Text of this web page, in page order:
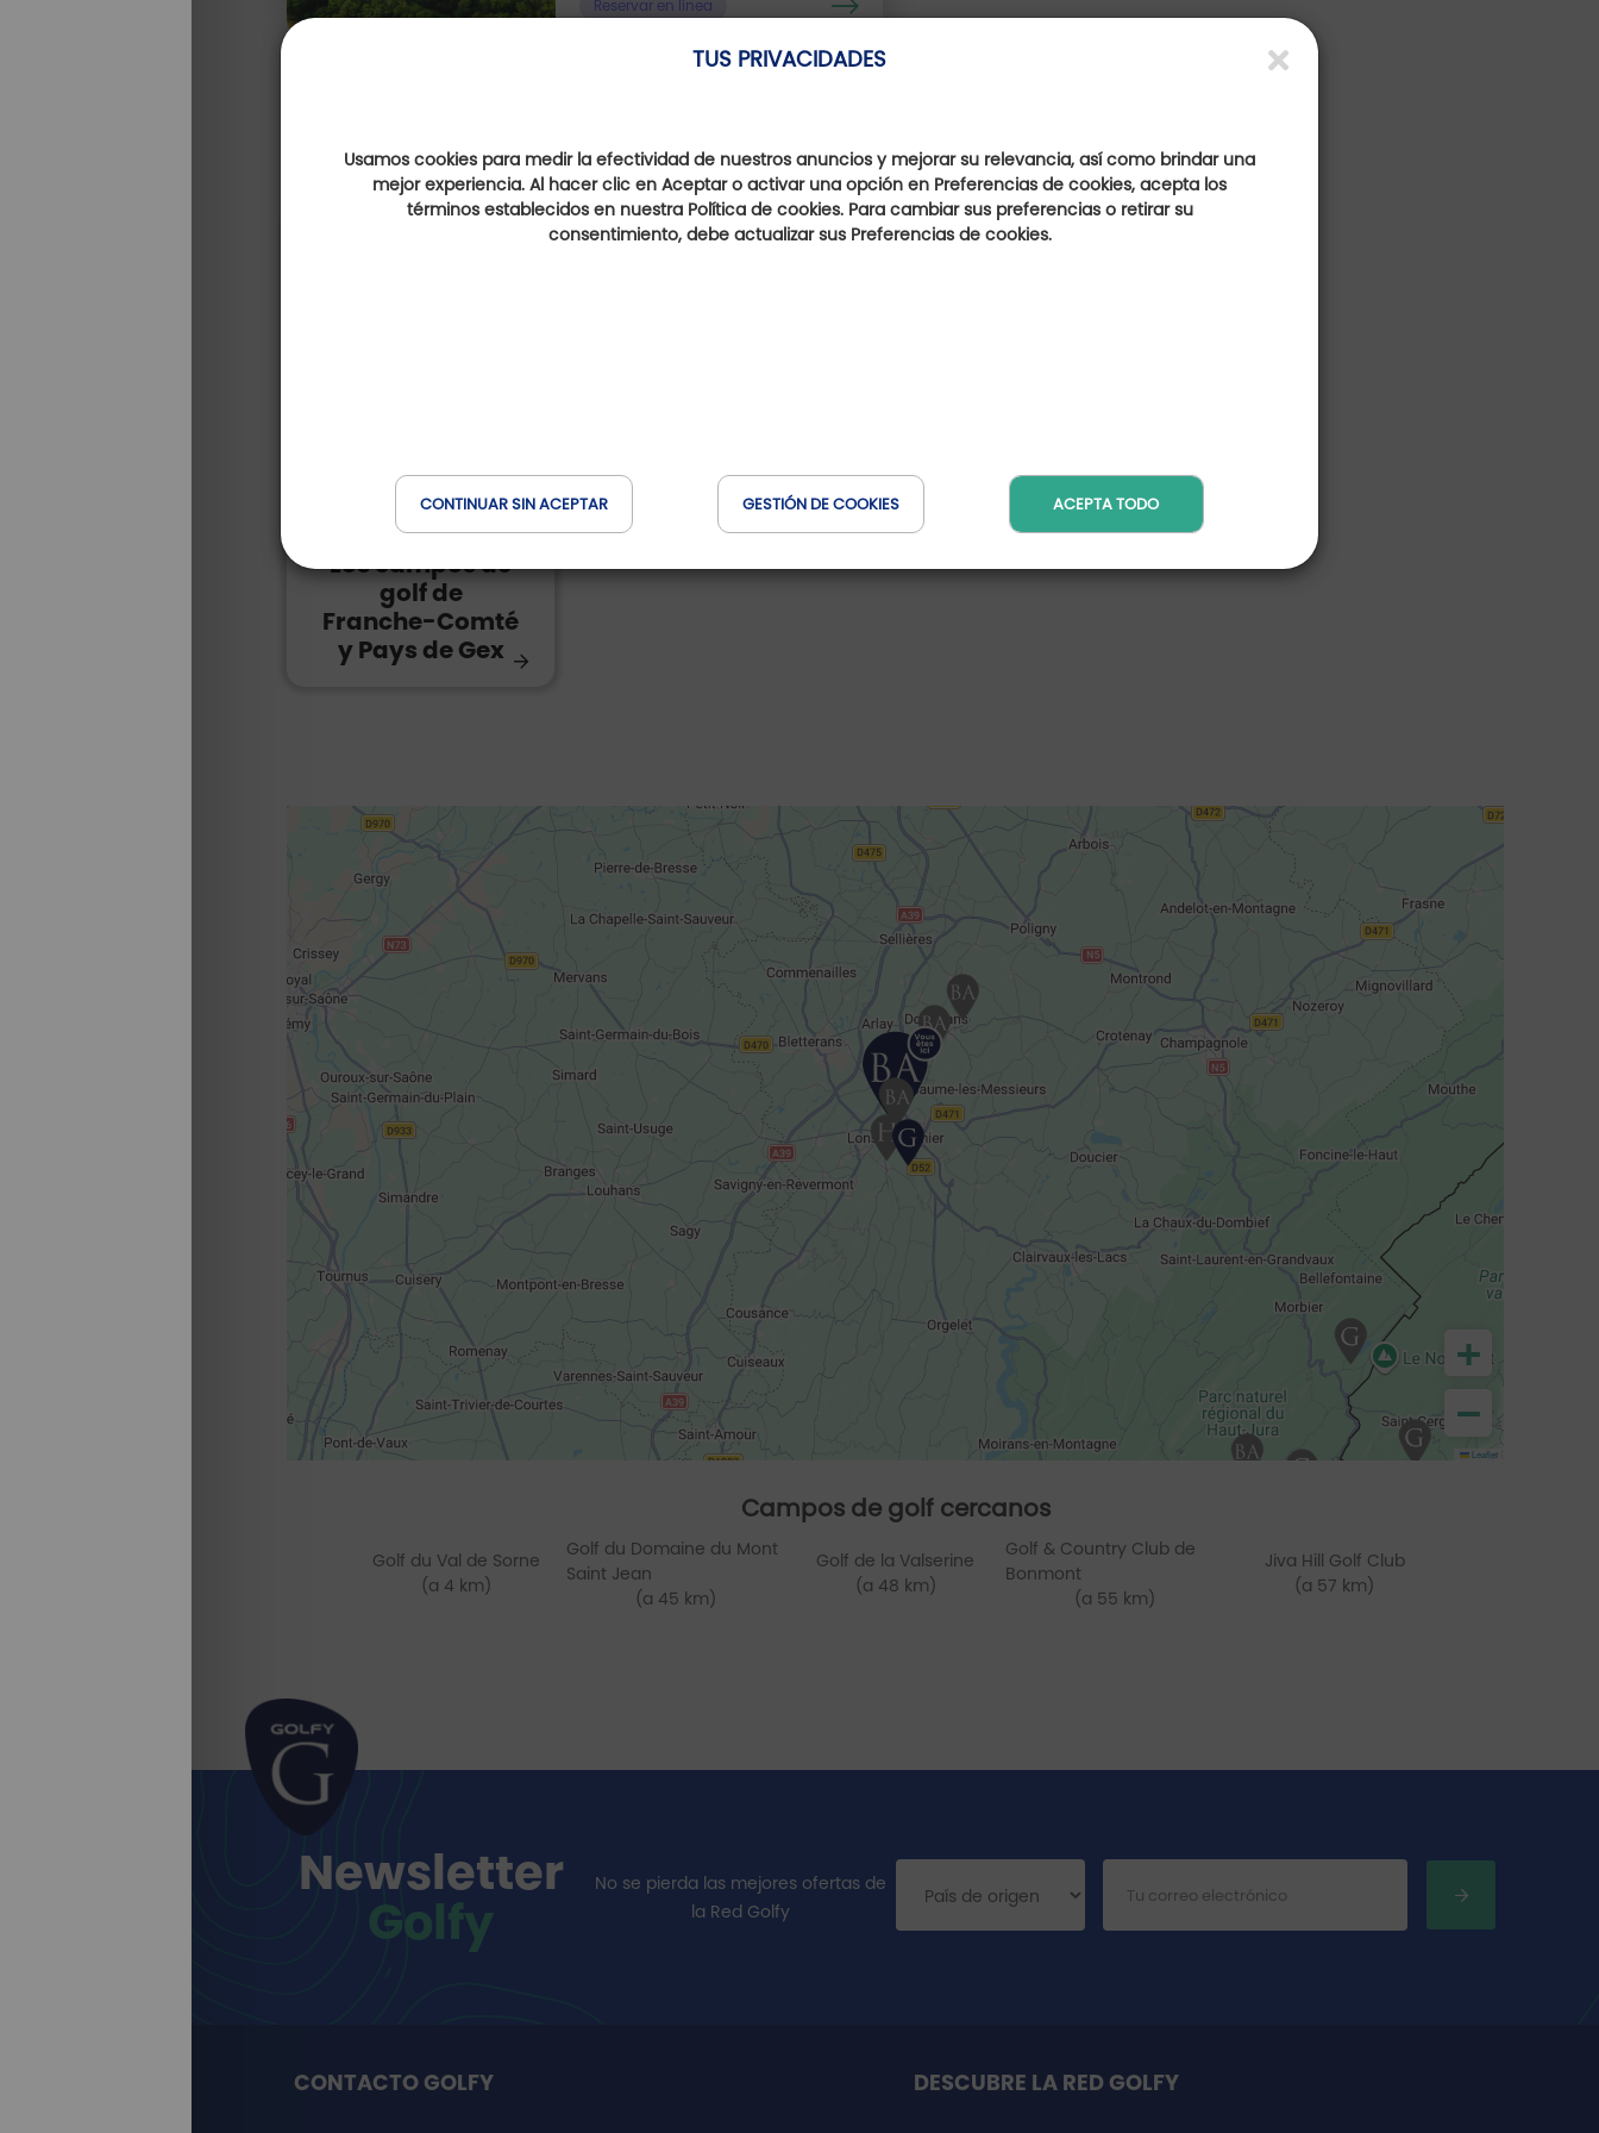
TUS PRIVACIDADES
Usamos cookies para medir la efectividad de nuestros anuncios y mejorar su relevancia, así como brindar una
mejor experiencia. Al hacer clic en Aceptar o activar una opción en Preferencias de cookies, acepta los
términos establecidos en nuestra Política de cookies. Para cambiar sus preferencias o retirar su
consentimiento, debe actualizar sus Preferencias de cookies.
CONTINUAR SIN ACEPTAR GESTIÓN DE COOKIES ACEPTA TODO
Reservar en línea
2º mayo 2024
Los campos de
golf de
Franche-Comté
y Pays de Gex
+
−
Leaflet
Campos de golf cercanos
Golf du Val de Sorne
(a 4 km)
Golf du Domaine du Mont
Saint Jean
(a 45 km)
Golf de la Valserine
(a 48 km)
Golf & Country Club de
Bonmont
(a 55 km)
Jiva Hill Golf Club
(a 57 km)
Newsletter
Golfy
No se pierda las mejores ofertas de
la Red Golfy
CONTACTO GOLFY DESCUBRE LA RED GOLFY